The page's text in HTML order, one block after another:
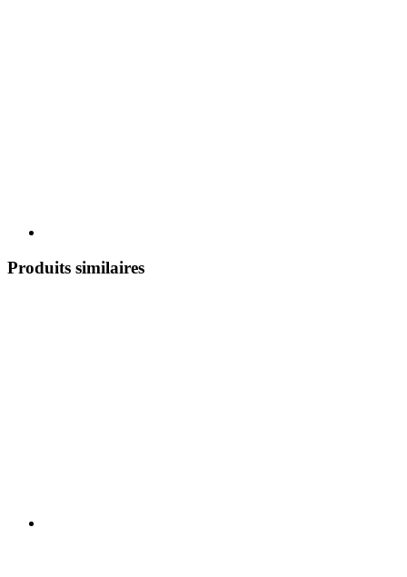
Produits similaires